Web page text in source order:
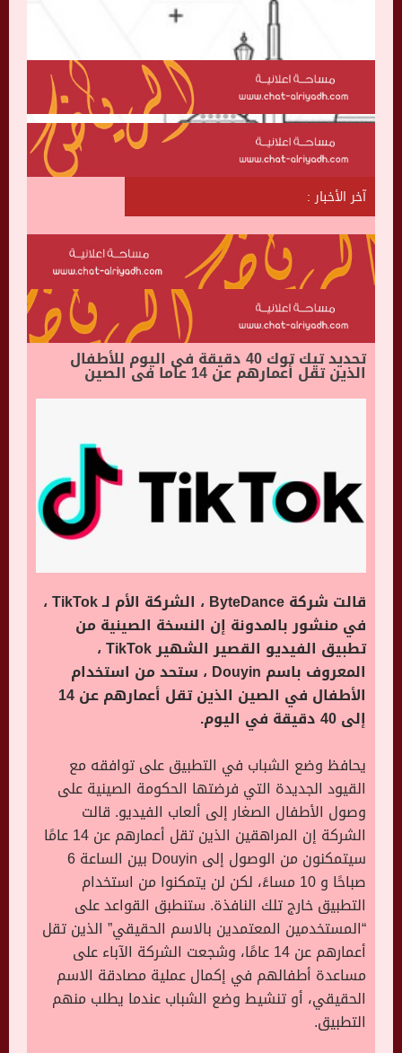
آخر الأخبار :
تحديد تيك توك 40 دقيقة فى اليوم للأطفال
الذين تقل أعمارهم عن 14 عاما فى الصين
قالت شركة ByteDance ، الشركة الأم لـ TikTok ،
في منشور بالمدونة إن النسخة الصينية من
تطبيق الفيديو القصير الشهير TikTok ،
المعروف باسم Douyin ، ستحد من استخدام
الأطفال في الصين الذين تقل أعمارهم عن 14
إلى 40 دقيقة في اليوم.
يحافظ وضع الشباب في التطبيق على توافقه مع
القيود الجديدة التي فرضتها الحكومة الصينية على
وصول الأطفال الصغار إلى ألعاب الفيديو. قالت
الشركة إن المراهقين الذين تقل أعمارهم عن 14 عامًا
سيتمكنون من الوصول إلى Douyin بين الساعة 6
صباحًا و 10 مساءً، لكن لن يتمكنوا من استخدام
التطبيق خارج تلك النافذة. ستنطبق القواعد على
“المستخدمين المعتمدين بالاسم الحقيقي” الذين تقل
أعمارهم عن 14 عامًا، وشجعت الشركة الآباء على
مساعدة أطفالهم في إكمال عملية مصادقة الاسم
الحقيقي، أو تنشيط وضع الشباب عندما يطلب منهم
التطبيق.